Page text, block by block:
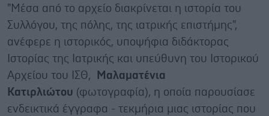
"Μέσα από το αρχείο διακρίνεται η ιστορία του
Συλλόγου, της πόλης, της ιατρικής επιστήμης",
ανέφερε η ιστορικός, υποψήφια διδάκτορας
Ιστορίας της Ιατρικής και υπεύθυνη του Ιστορικού
Αρχείου του ΙΣΘ,
Μαλαματένια
Κατιρλιώτου (φωτογραφία), η οποία παρουσίασε
ενδεικτικά έγγραφα - τεκμήρια μιας ιστορίας που